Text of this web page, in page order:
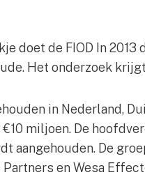
doet de FIOD In
Het onderzoek
in Nederland,
miljoen. De
aangehouden. De
en Wesa